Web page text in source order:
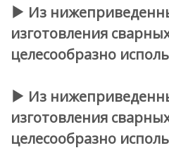
Из
изготовления
целесообразно
Из
изготовления
целесообразно